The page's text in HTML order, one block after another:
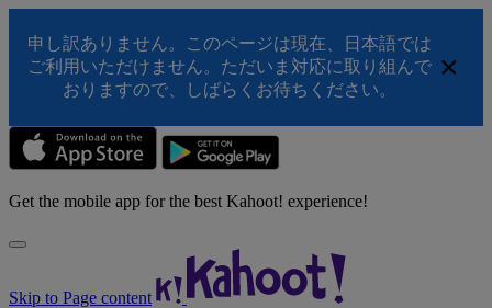
申し訳ありません。このページは現在、日本語では
ご利用いただけません。ただいま対応に取り組んで
おりますので、しばらくお待ちください。
×
Get the mobile app for the best Kahoot! experience!
Skip to Page content